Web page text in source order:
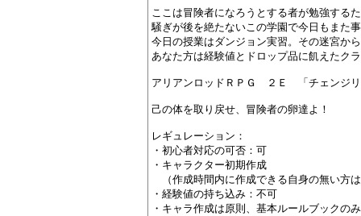
ここは冒険者になろうとする者が勉強する
騒ぎが後を絶たないこの学園で今日もまた
今日の授業はダンジョン実習。その迷宮か
あなた方は経験値とドロップ品に飢えた
アリアンロッドＲＰＧ　２Ｅ　「チェンジ
己の体を取り戻せ、冒険者の卵達よ！
レギュレーション：
・初心者対応の可否：可
・キャラクター初期作成
（作成時間内に作成できる自身の無い方
・経験値の持ち込み：不可
・キャラ作成は原則、基本ルールブックの